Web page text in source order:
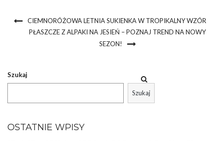
CIEMNORÓŻOWA LETNIA SUKIENKA W TROPIKALNY WZÓR
PŁASZCZE Z ALPAKI NA JESIEŃ – POZNAJ TREND NA NOWY
SEZON!
Szukaj
Szukaj
OSTATNIE WPISY